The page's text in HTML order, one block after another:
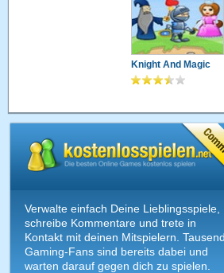
Knight And Magic
Verwalte einfach Deine Lieblingsspiele,
schreibe Kommentare und trete in
Kontakt mit deinen Mitspielern.
Gaming-Fans sind bereits dabei und
warten darauf gegen dich zu spielen.